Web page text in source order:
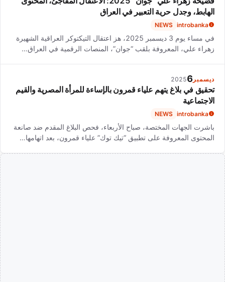
الهابط، وجدل حرية التعبير في العراق
introbanka
NEWS
في مساء يوم 3 ديسمبر 2025، هز اعتقال التيكتوكر العراقية الشهيرة
زهراء علي، المعروفة بلقب “جوان”، المنصات الرقمية في العراق…
ديسمبر 6
2025
تحقيق في بلاغ يتهم علياء قمرون بالإساءة للمرأة المصرية والقيم
الاجتماعية
introbanka
NEWS
باشرت الجهات المختصة، صباح الأربعاء، فحص البلاغ المقدم ضد صانعة
المحتوى المعروفة على تطبيق “تيك توك” علياء قمرون، بعد اتهامها…